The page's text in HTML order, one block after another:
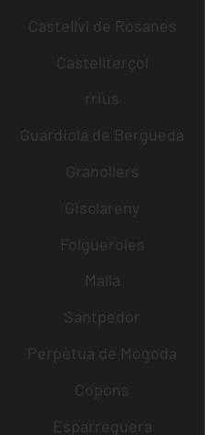
Castellví de Rosanes
Castellterçol
rrius
Guardiola de Berguedà
Granollers
Gisclareny
Folgueroles
Malla
Santpedor
Perpètua de Mogoda
Copons
Esparreguera